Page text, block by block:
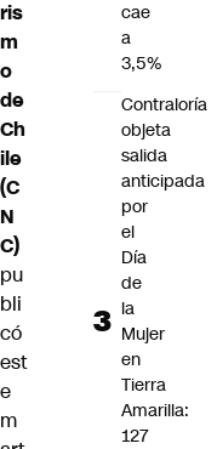
ris
m
o
de
Ch
ile
(C
N
C)
pu
bli
có
est
e
m
cae
a
3,5%
Contraloría
objeta
salida
anticipada
por
el
Día
de
la
Mujer
en
Tierra
Amarilla:
127